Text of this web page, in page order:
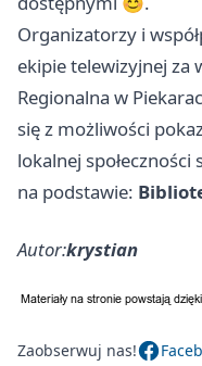
Organizatorzy i
ekipie telewizyjnej za
Regionalna w
się z możliwości
lokalnej społeczności
na podstawie:
Autor:krystian
Zaobserwuj nas!